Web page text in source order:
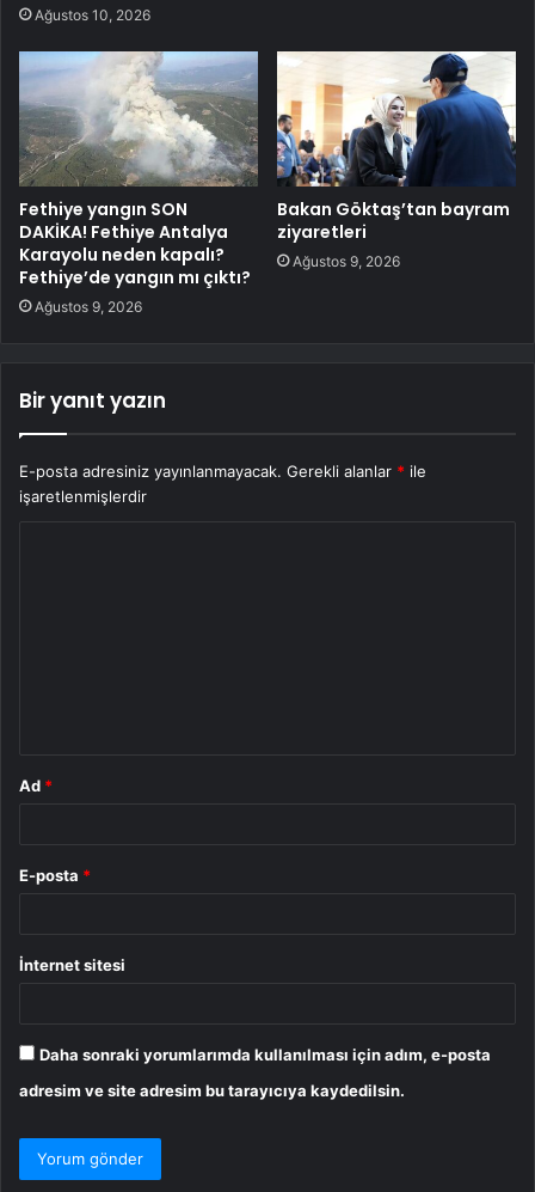
Ağustos 10, 2026
Fethiye yangın SON
DAKİKA! Fethiye Antalya
Karayolu neden kapalı?
Fethiye’de yangın mı çıktı?
Ağustos 9, 2026
Bakan Göktaş’tan bayram
ziyaretleri
Ağustos 9, 2026
Bir yanıt yazın
E-posta adresiniz yayınlanmayacak. Gerekli alanlar * ile
işaretlenmişlerdir
Ad *
E-posta *
İnternet sitesi
Daha sonraki yorumlarımda kullanılması için adım, e-posta
adresim ve site adresim bu tarayıcıya kaydedilsin.